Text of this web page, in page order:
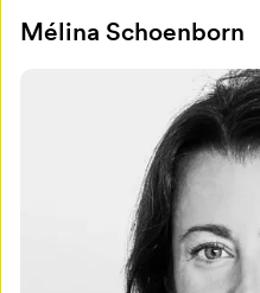
Mélina Schoenborn